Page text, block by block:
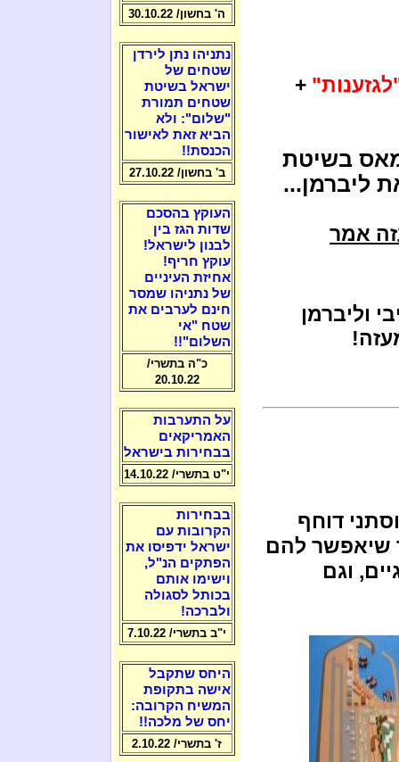
+
בשיטת
ליברמן...
אמר
וליברמן
דוחף
שיאפשר להם
וגם
ה' בחשון/ 30.10.22
נתניהו נתן לירדן
שטחים של
ישראל בשיטת
שטחים תמורת
"שלום": ולא
הביא זאת לאישור
הכנסת!!
ב' בחשון/ 27.10.22
העוקץ בהסכם
שדות הגז בין
לבנון לישראל!
עוקץ חריף!
אחיזת העיניים
של נתניהו שמסר
חינם לערבים את
שטח "אי
השלום"!!
כ"ה בתשרי/
20.10.22
על התערבות
האמריקאים
בבחירות בישראל
י"ט בתשרי/ 14.10.22
בבחירות
הקרובות עם
ישראל ידפיסו את
הפתקים הנ"ל,
וישימו אותם
בכותל לסגולה
ולברכה!
י"ב בתשרי/ 7.10.22
היחס שתקבל
אישה בתקופת
המשיח הקרובה:
יחס של מלכה!!
ז' בתשרי/ 2.10.22